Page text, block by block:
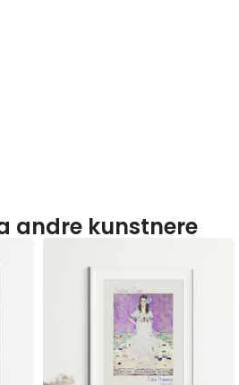
andre kunstnere